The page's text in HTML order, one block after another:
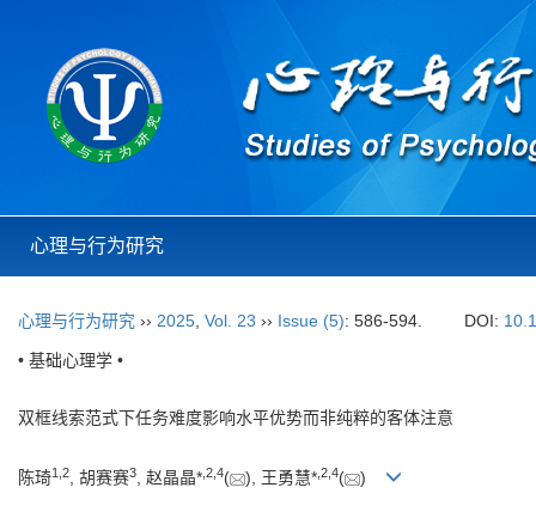
心理与行为研究
心理与行为研究 ›› 2025 Vol. 23 ›› Issue (5): 586-594. DOI:
• 基础心理学 •
双框线索范式下任务难度影响水平优势而非纯粹的客体注意
陈琦1 2, 胡赛赛3, 赵晶晶* 2 4( ), 王勇慧* 2 4( )